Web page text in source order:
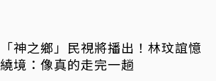
「神之鄉」民視將播出！林玟誼憶
繞境：像真的走完一趟